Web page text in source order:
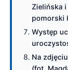
Zielińska
pomorski
Występ
Na
(fot.